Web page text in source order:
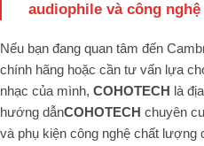
audiophile và công
Nếu bạn đang quan tâm đến
chính hãng hoặc cần tư vấn lựa
nhạc của mình, COHOTECH là
hướng dẫnCOHOTECH chuyên
và phụ kiện công nghệ chất lượng